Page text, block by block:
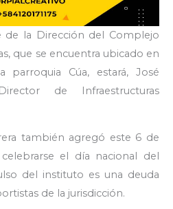
la Dirección del Complejo
que se encuentra ubicado en
Cúa, estará, José
de Infraestructuras
también agregó este 6 de
el día nacional del
del instituto es una deuda
de la jurisdicción.